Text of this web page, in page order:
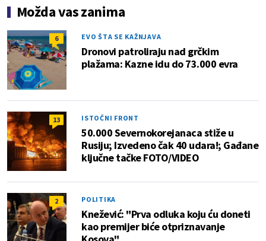
Možda vas zanima
6 EVO ŠTA SE KAŽNJAVA
Dronovi patroliraju nad grčkim
plažama: Kazne idu do 73.000 evra
13 ISTOČNI FRONT
50.000 Severnokorejanaca stiže u
Rusiju; Izvedeno čak 40 udara!; Gađane
ključne tačke FOTO/VIDEO
2 POLITIKA
Knežević: "Prva odluka koju ću doneti
kao premijer biće otpriznavanje